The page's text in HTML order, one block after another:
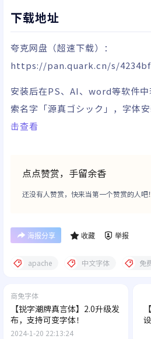
下载地址
夸克网盘 （超速下载）
：
https://pan.quark.cn/s/
安装后在PS、AI、word等软件
索名字「源真ゴシック」，字体安
击查看
点点赞赏，手留余香
还没有人赞赏，快来当第一个赞赏的人吧！
海报分享 收藏 举报
apache 中文字体 免
商免字体
【锐字潮牌真言体】2.0升级发
布，支持可变字体！
2024-1-20 22:13:24